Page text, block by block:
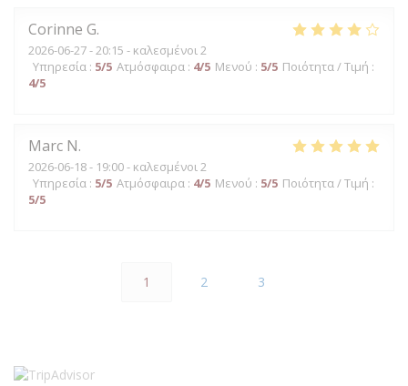
Corinne G
2026-06-27- 20:15 - καλεσμένοι 2
Υπηρεσία : 5/5 Ατμόσφαιρα : 4/5 Μενού : 5/5 Ποιότητα / Τιμή :
4/5
Marc N
2026-06-18- 19:00 - καλεσμένοι 2
Υπηρεσία : 5/5 Ατμόσφαιρα : 4/5 Μενού : 5/5 Ποιότητα / Τιμή :
5/5
1 2 3